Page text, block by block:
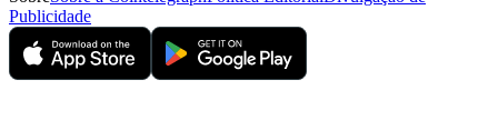
Publicidade